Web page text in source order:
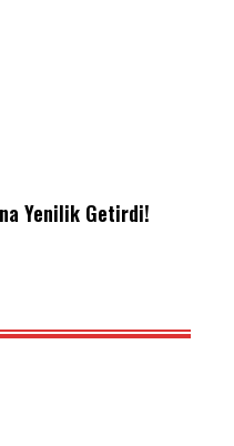
Yenilik Getirdi!